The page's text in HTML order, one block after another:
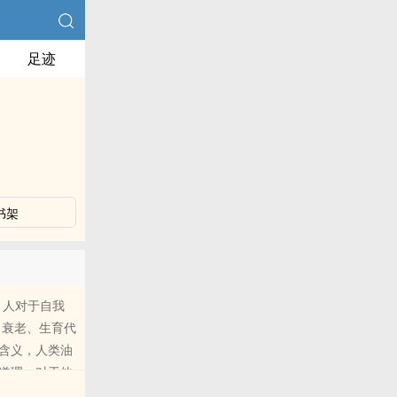
足迹
架
对于自我
老、生育代
义，人类油
理，对于他